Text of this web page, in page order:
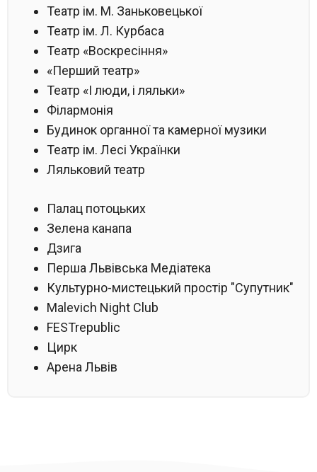
Театр ім. М. Заньковецької
Театр ім. Л. Курбаса
Театр «Воскресіння»
«Перший театр»
Театр «І люди, і ляльки»
Філармонія
Будинок органної та камерної музики
Театр ім. Лесі Українки
Ляльковий театр
Палац потоцьких
Зелена канапа
Дзига
Перша Львівська Медіатека
Культурно-мистецький простір "Супутник"
Malevich Night Club
FESTrepublic
Цирк
Арена Львів